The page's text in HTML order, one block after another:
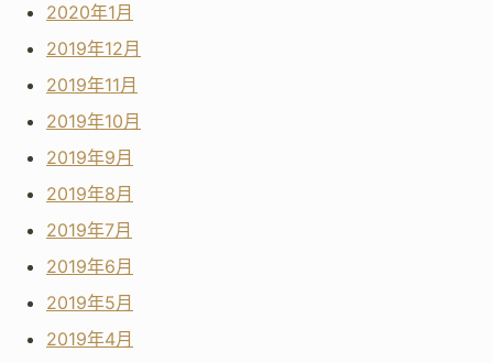
2020年1月
2019年12月
2019年11月
2019年10月
2019年9月
2019年8月
2019年7月
2019年6月
2019年5月
2019年4月